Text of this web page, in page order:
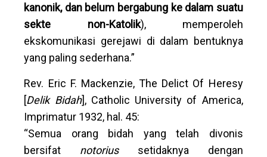
kanonik, dan belum bergabung ke dalam suatu
sekte non-Katolik), memperoleh
ekskomunikasi gerejawi di dalam bentuknya
yang paling sederhana.”
Rev. Eric F. Mackenzie, The Delict Of Heresy
[Delik Bidah], Catholic University of America,
Imprimatur 1932, hal. 45:
“Semua orang bidah yang telah divonis
bersifat notoriussetidaknya dengan